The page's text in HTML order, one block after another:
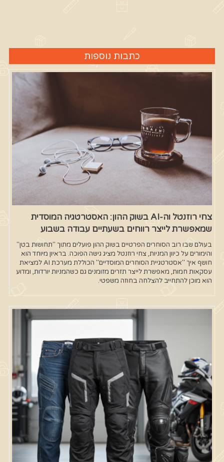
כתבות נוספות
צחי רוזנטל וה-AI בשוק ההון: האסטרטגיה המוסדית
שמאפשרת לייצר רווחים בשעתיים עבודה בשבוע
בעולם שבו רוב הסוחרים הפרטיים בשוק ההון פועלים מתוך "תחושות בטן"
והימורים על כיוון המניות, צחי רוזנטל מציג גישה הפוכה. בראיון מיוחד הוא
חושף איך "אסטרטגיית הסוחרים המוסדיים" הכוללת מערכת AI למציאת
עסקאות חמות, מאפשרת לייצר תזרים מזומנים גם כשהמניות יורדות, ומדוע
הוא מוכן להתחייב להצלחה בחוזה משפטי.